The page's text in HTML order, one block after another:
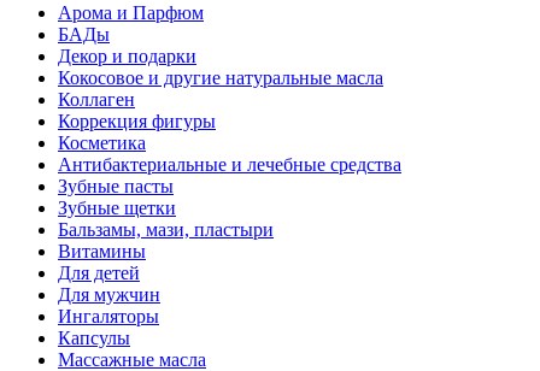
Арома и Парфюм
БАДы
Декор и подарки
Кокосовое и другие натуральные масла
Коллаген
Коррекция фигуры
Косметика
Антибактериальные и лечебные средства
Зубные пасты
Зубные щетки
Бальзамы, мази, пластыри
Витамины
Для детей
Для мужчин
Ингаляторы
Капсулы
Массажные масла